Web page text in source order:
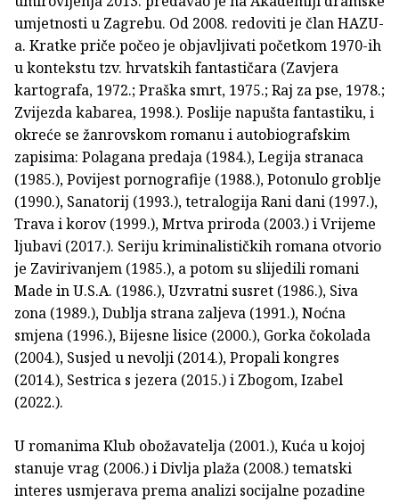
umjetnosti u Zagrebu. Od 2008. redoviti je član HAZU-
a. Kratke priče počeo je objavljivati početkom 1970-ih
u kontekstu tzv. hrvatskih fantastičara (Zavjera
kartografa, 1972.; Praška smrt, 1975.; Raj za pse, 1978.;
Zvijezda kabarea, 1998.). Poslije napušta fantastiku, i
okreće se žanrovskom romanu i autobiografskim
zapisima: Polagana predaja (1984.), Legija stranaca
(1985.), Povijest pornografije (1988.), Potonulo groblje
(1990.), Sanatorij (1993.), tetralogija Rani dani (1997.),
Trava i korov (1999.), Mrtva priroda (2003.) i Vrijeme
ljubavi (2017.). Seriju kriminalističkih romana otvorio
je Zavirivanjem (1985.), a potom su slijedili romani
Made in U.S.A. (1986.), Uzvratni susret (1986.), Siva
zona (1989.), Dublja strana zaljeva (1991.), Noćna
smjena (1996.), Bijesne lisice (2000.), Gorka čokolada
(2004.), Susjed u nevolji (2014.), Propali kongres
(2014.), Sestrica s jezera (2015.) i Zbogom, Izabel
(2022.).
U romanima Klub obožavatelja (2001.), Kuća u kojoj
stanuje vrag (2006.) i Divlja plaža (2008.) tematski
interes usmjerava prema analizi socijalne pozadine